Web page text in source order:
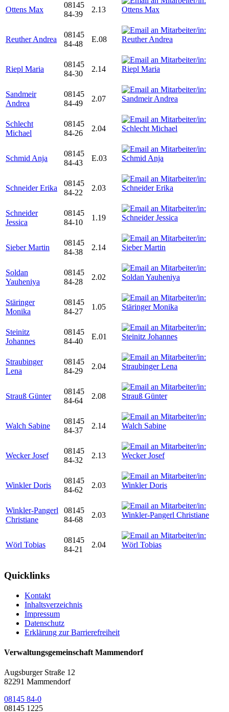
Ottens Max
08145
84-39
2.13
Reuther Andrea
08145
84-48
E.08
Riepl Maria
08145
84-30
2.14
Sandmeir
Andrea
08145
84-49
2.07
Schlecht
Michael
08145
84-26
2.04
Schmid Anja
08145
84-43
E.03
Schneider Erika
08145
84-22
2.03
Schneider
Jessica
08145
84-10
1.19
Sieber Martin
08145
84-38
2.14
Soldan
Yauheniya
08145
84-28
2.02
Stäringer
Monika
08145
84-27
1.05
Steinitz
Johannes
08145
84-40
E.01
Straubinger
Lena
08145
84-29
2.04
Strauß Günter
08145
84-64
2.08
Walch Sabine
08145
84-37
2.14
Wecker Josef
08145
84-32
2.13
Winkler Doris
08145
84-62
2.03
Winkler-Pangerl
Christiane
08145
84-68
2.03
Wörl Tobias
08145
84-21
2.04
Quicklinks
Kontakt
Inhaltsverzeichnis
Impressum
Datenschutz
Erklärung zur Barrierefreiheit
Verwaltungsgemeinschaft Mammendorf
Augsburger Straße 12
82291 Mammendorf
08145 84-0
08145 1225